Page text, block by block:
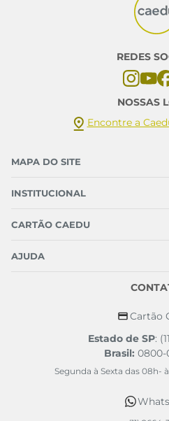
REDES
NOSSAS
Encontre a
MAPA DO SITE
INSTITUCIONAL
CARTÃO CAEDU
AJUDA
Cartão
Estado de SP:
Brasil: 0800-
Segunda à Sexta das 08h-